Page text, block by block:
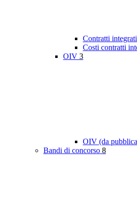
Contratti
Costi contratti
OIV 3
OIV (da
Bandi di concorso 8